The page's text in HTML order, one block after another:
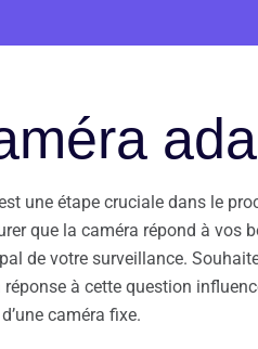
une étape cruciale dans le
que la caméra répond à vos
de votre surveillance.
à cette question
caméra fixe.